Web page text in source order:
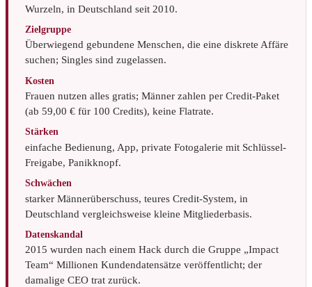
Wurzeln, in Deutschland seit 2010.
Zielgruppe
Überwiegend gebundene Menschen, die eine diskrete Affäre
suchen; Singles sind zugelassen.
Kosten
Frauen nutzen alles gratis; Männer zahlen per Credit-Paket
(ab 59,00 € für 100 Credits), keine Flatrate.
Stärken
einfache Bedienung, App, private Fotogalerie mit Schlüssel-
Freigabe, Panikknopf.
Schwächen
starker Männerüberschuss, teures Credit-System, in
Deutschland vergleichsweise kleine Mitgliederbasis.
Datenskandal
2015 wurden nach einem Hack durch die Gruppe „Impact
Team“ Millionen Kundendatensätze veröffentlicht; der
damalige CEO trat zurück.